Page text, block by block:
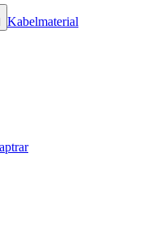
Kabelmaterial